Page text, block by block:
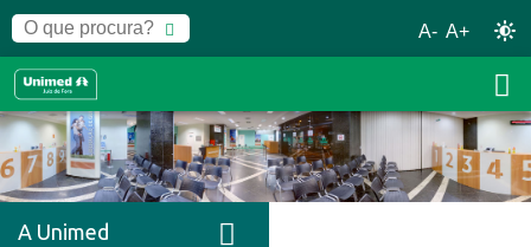
A- A+
A Unimed
Home A Unimed